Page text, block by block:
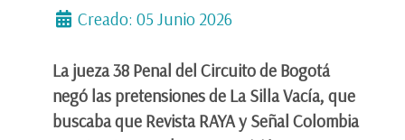
Creado: 05 Junio 2026
La jueza 38 Penal del Circuito de Bogotá
negó las pretensiones de La Silla Vacía, que
buscaba que Revista RAYA y Señal Colombia